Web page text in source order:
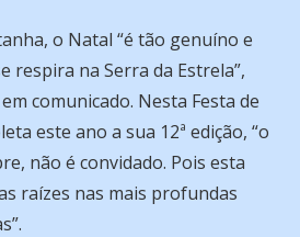
o Natal “é tão genuíno e
respira na Serra da Estrela”,
comunicado. Nesta Festa de
este ano a sua 12ª edição, “o
não é convidado. Pois esta
raízes nas mais profundas